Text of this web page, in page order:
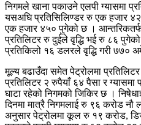
निगमले खाना पकाउने एलपी ग्यासमा
यसअघि प्रतिसिलिण्डर रु एक हजार
एक हजार ४५० पुगेको छ ।
प्रतिलिटर रु दुईले वृद्धि भई रु ८६ पुगेको
प्रतिकिलो १६ डलरले वृद्धि गरी ७७०
मूल्य बढाउँदा समेत पेट्रोलमा
प्रतिलिटर २ रुपैयाँ ६४ पैसा र
घाटा रहेको निगमको जिकिर छ ।
दिनमा मात्रै निगमलाई रु ९६ करोड
अनुसार पेट्रोलमा कूल रु १९ करोड,